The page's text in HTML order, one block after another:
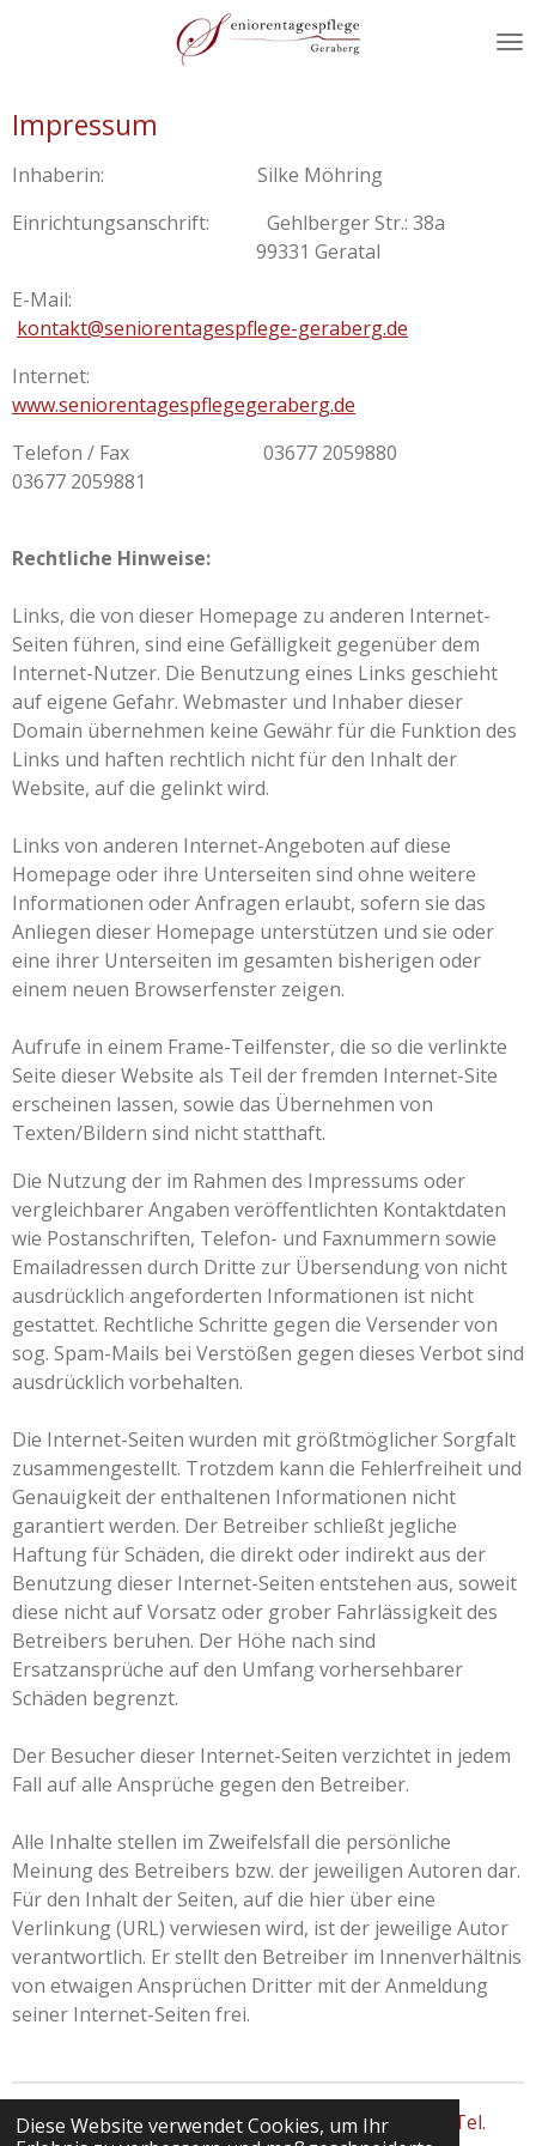
Diese Website verwendet Cookies, um Ihr
Impressum
Inhaberin: Silke Möhring
Einrichtungsanschrift: Gehlberger Str.: 38a
99331 Geratal
E-Mail:
kontakt@seniorentagespflege-geraberg.de
Internet:
www.seniorentagespflegegeraberg.de
Telefon / Fax 03677 2059880
03677 2059881
Rechtliche Hinweise:
Links, die von dieser Homepage zu anderen Internet-
Seiten führen, sind eine Gefälligkeit gegenüber dem
Internet-Nutzer. Die Benutzung eines Links geschieht
auf eigene Gefahr. Webmaster und Inhaber dieser
Domain übernehmen keine Gewähr für die Funktion des
Links und haften rechtlich nicht für den Inhalt der
Website, auf die gelinkt wird.
Links von anderen Internet-Angeboten auf diese
Homepage oder ihre Unterseiten sind ohne weitere
Informationen oder Anfragen erlaubt, sofern sie das
Anliegen dieser Homepage unterstützen und sie oder
eine ihrer Unterseiten im gesamten bisherigen oder
einem neuen Browserfenster zeigen.
Aufrufe in einem Frame-Teilfenster, die so die verlinkte
Seite dieser Website als Teil der fremden Internet-Site
erscheinen lassen, sowie das Übernehmen von
Texten/Bildern sind nicht statthaft.
Die Nutzung der im Rahmen des Impressums oder
vergleichbarer Angaben veröffentlichten Kontaktdaten
wie Postanschriften, Telefon- und Faxnummern sowie
Emailadressen durch Dritte zur Übersendung von nicht
ausdrücklich angeforderten Informationen ist nicht
gestattet. Rechtliche Schritte gegen die Versender von
sog. Spam-Mails bei Verstößen gegen dieses Verbot sind
ausdrücklich vorbehalten.
Die Internet-Seiten wurden mit größtmöglicher Sorgfalt
zusammengestellt. Trotzdem kann die Fehlerfreiheit und
Genauigkeit der enthaltenen Informationen nicht
garantiert werden. Der Betreiber schließt jegliche
Haftung für Schäden, die direkt oder indirekt aus der
Benutzung dieser Internet-Seiten entstehen aus, soweit
diese nicht auf Vorsatz oder grober Fahrlässigkeit des
Betreibers beruhen. Der Höhe nach sind
Ersatzansprüche auf den Umfang vorhersehbarer
Schäden begrenzt.
Der Besucher dieser Internet-Seiten verzichtet in jedem
Fall auf alle Ansprüche gegen den Betreiber.
Alle Inhalte stellen im Zweifelsfall die persönliche
Meinung des Betreibers bzw. der jeweiligen Autoren dar.
Für den Inhalt der Seiten, auf die hier über eine
Verlinkung (URL) verwiesen wird, ist der jeweilige Autor
verantwortlich. Er stellt den Betreiber im Innenverhältnis
von etwaigen Ansprüchen Dritter mit der Anmeldung
seiner Internet-Seiten frei.
© 2025 - 2026 Seniorentagespflege Geraberg Tel.